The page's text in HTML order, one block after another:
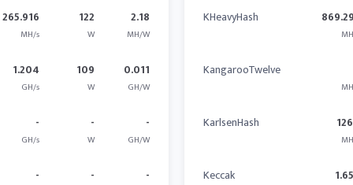
265.916
MH/s
122
W
2.18
MH/W
1.204
GH/s
109
W
0.011
GH/W
-
GH/s
-
W
-
GH/W
- - -
KHeavyHash
KangarooTwelve
KarlsenHash
Keccak